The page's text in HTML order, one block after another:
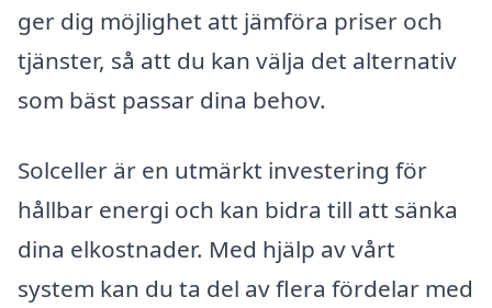
ger dig möjlighet att jämföra priser och
tjänster, så att du kan välja det alternativ
som bäst passar dina behov.
Solceller är en utmärkt investering för
hållbar energi och kan bidra till att sänka
dina elkostnader. Med hjälp av vårt
system kan du ta del av flera fördelar med